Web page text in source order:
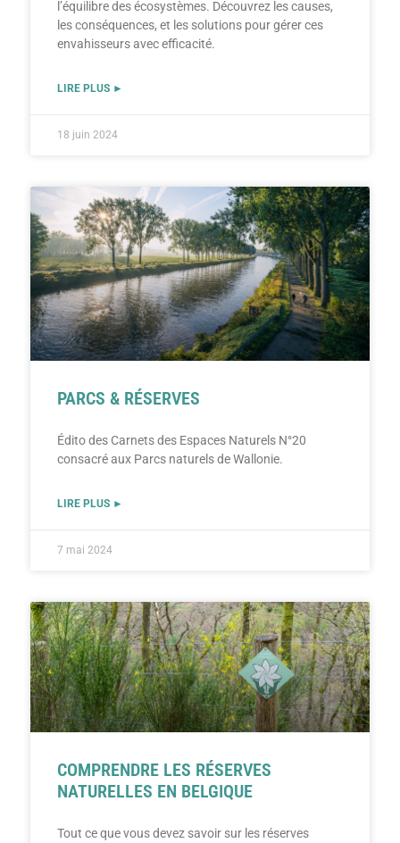
l’équilibre des écosystèmes. Découvrez les causes,
les conséquences, et les solutions pour gérer ces
envahisseurs avec efficacité.
LIRE PLUS ►
18 juin 2024
PARCS & RÉSERVES
Édito des Carnets des Espaces Naturels N°20
consacré aux Parcs naturels de Wallonie.
LIRE PLUS ►
7 mai 2024
COMPRENDRE LES RÉSERVES
NATURELLES EN BELGIQUE
Tout ce que vous devez savoir sur les réserves